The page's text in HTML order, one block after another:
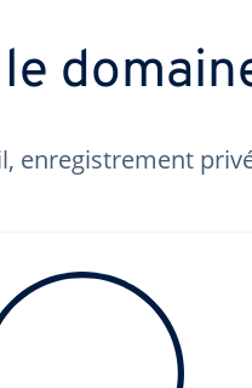
le
enregistrement